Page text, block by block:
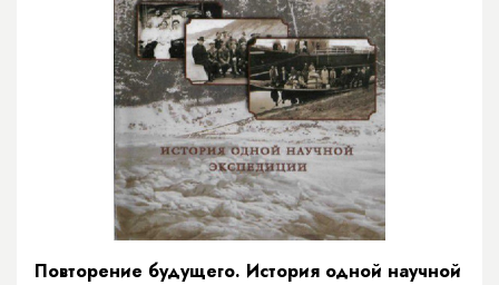
Повторение будущего. История одной научной